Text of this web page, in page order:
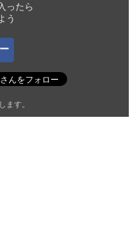
ったら
う
ます。